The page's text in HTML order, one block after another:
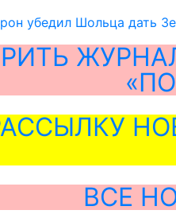
убедил Шольца дать
ВСЕ